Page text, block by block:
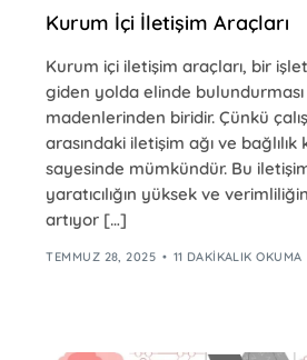
Kurum İçi İletişim Araçları
Kurum içi iletişim araçları, bir
giden yolda elinde
madenlerinden biridir. Çünkü
arasındaki iletişim ağı ve
sayesinde mümkündür. Bu
yaratıcılığın yüksek ve
artıyor […]
TEMMUZ 28, 2025 11 DAKIKALIK OKUMA